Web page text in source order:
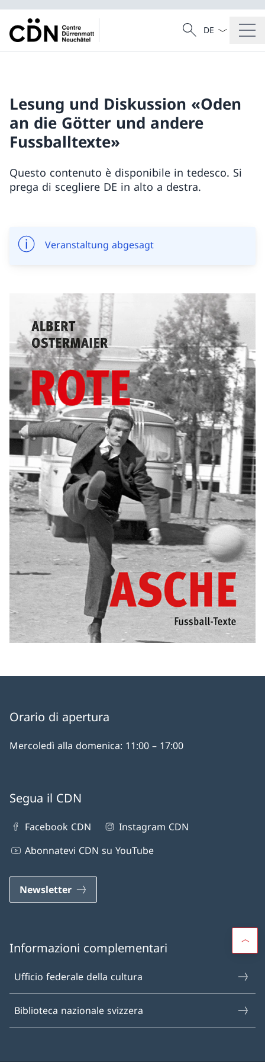
Cercare
Ricerca
Dal menu a
Lesung und Diskussion «Oden
an die Götter und andere
Fussballtexte»
Questo contenuto è disponibile in tedesco. Si
prega di scegliere DE in alto a destra.
Veranstaltung abgesagt
Orario di apertura
Mercoledì alla domenica: 11:00 – 17:00
Segua il CDN
Facebook CDN
Instagram CDN
Abonnatevi CDN su YouTube
Newsletter
Informazioni complementari
Ufficio federale della cultura
Biblioteca nazionale svizzera